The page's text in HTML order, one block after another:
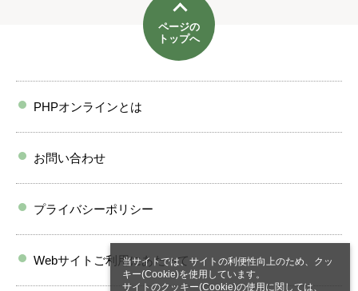
当サイトでは、サイトの利便性向上のため、クッ
キー(Cookie)を使用しています。
サイトのクッキー(Cookie)の使用に関しては、
ページの
トップへ
PHPオンラインとは
お問い合わせ
プライバシーポリシー
Webサイトご利用にあたって